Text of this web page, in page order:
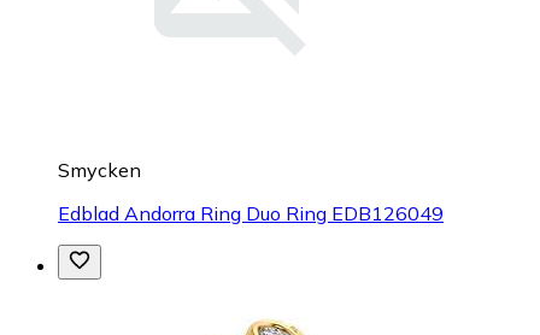
Smycken
Edblad Andorra Ring Duo Ring EDB126049